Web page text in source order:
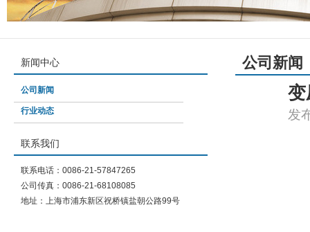
新闻中心
公司新闻
行业动态
联系我们
联系电话：0086-21-57847265
公司传真：0086-21-68108085
地址：上海市浦东新区祝桥镇盐朝公路99号
公司新闻
变
发